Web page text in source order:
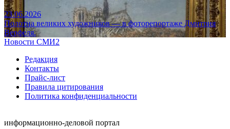
23.06.2026
Полотна великих художников — в фоторепортаже Дмитрия
Верфеля.
Новости СМИ2
Редакция
Контакты
Прайс-лист
Правила цитирования
Политика конфиденциальности
информационно-деловой портал